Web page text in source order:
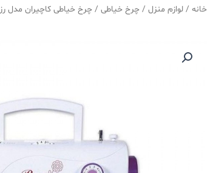
خانه / لوازم منزل / چرخ خیاطی / چرخ خیاطی کاچیران مدل رز 230